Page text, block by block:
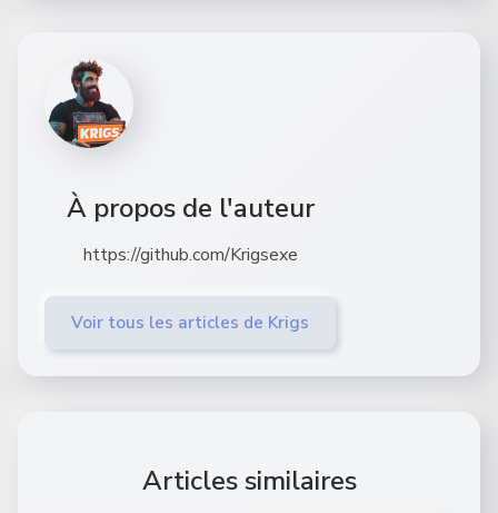
À propos de l'auteur
https://github.com/Krigsexe
Voir tous les articles de Krigs
Articles similaires